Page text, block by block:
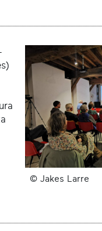
© Jakes Larre